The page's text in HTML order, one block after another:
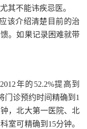
其不能讳疾忌医。
该介绍清楚目前的治
。如果记录困难就带
年的52.2%提高到
门诊预约时间精确到1
，北大第一医院、北
室可精确到15分钟。